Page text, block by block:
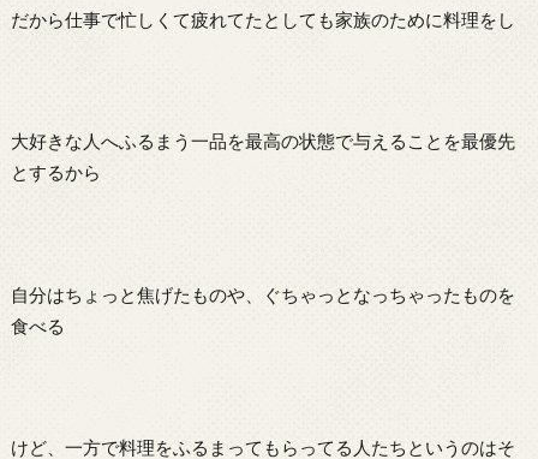
だから仕事で忙しくて疲れてたとしても家族のために料理をし
大好きな人へふるまう一品を最高の状態で与えることを最優先
とするから
自分はちょっと焦げたものや、ぐちゃっとなっちゃったものを
食べる
けど、一方で料理をふるまってもらってる人たちというのはそ